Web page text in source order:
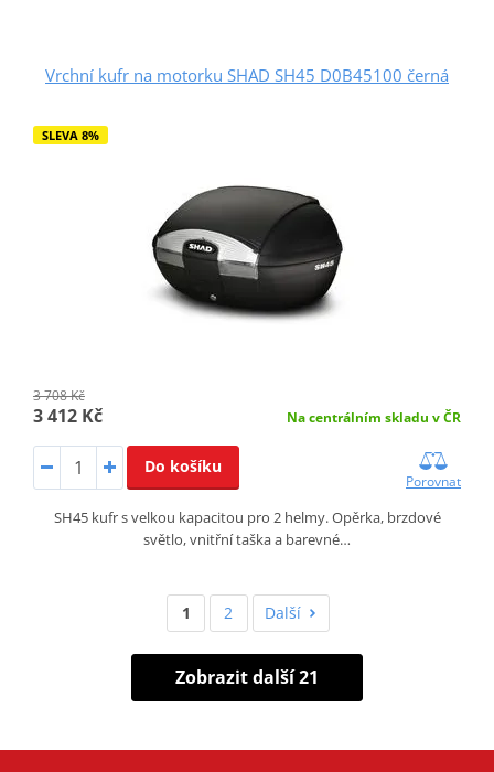
Vrchní kufr na motorku SHAD SH45 D0B45100 černá
SLEVA 8%
3 708 Kč
3 412 Kč Na centrálním skladu v ČR
Do košíku
Porovnat
SH45 kufr s velkou kapacitou pro 2 helmy. Opěrka, brzdové
světlo, vnitřní taška a barevné…
1 2 Další
Zobrazit další 21